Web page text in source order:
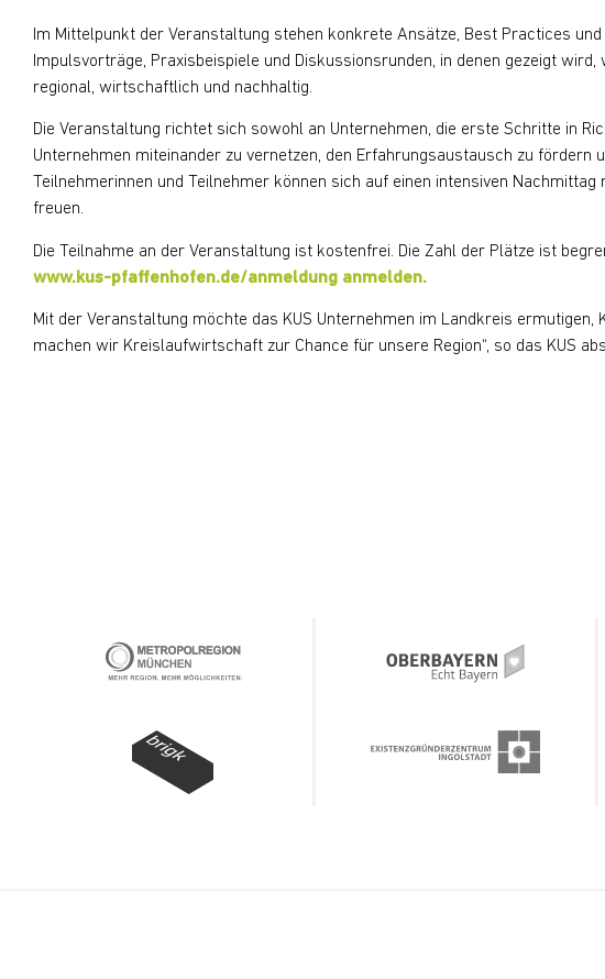
Im Mittelpunkt der Veranstaltung stehen konkrete Ansätze, Best Practices
Impulsvorträge, Praxisbeispiele und Diskussionsrunden, in denen gezeigt
regional, wirtschaftlich und nachhaltig.
Die Veranstaltung richtet sich sowohl an Unternehmen, die erste Schritte in
Unternehmen miteinander zu vernetzen, den Erfahrungsaustausch zu fördern
Teilnehmerinnen und Teilnehmer können sich auf einen intensiven
freuen.
Die Teilnahme an der Veranstaltung ist kostenfrei. Die Zahl der Plätze ist
www.kus-pfaffenhofen.de/anmeldung anmelden.
Mit der Veranstaltung möchte das KUS Unternehmen im Landkreis
machen wir Kreislaufwirtschaft zur Chance für unsere Region“, so das KUS